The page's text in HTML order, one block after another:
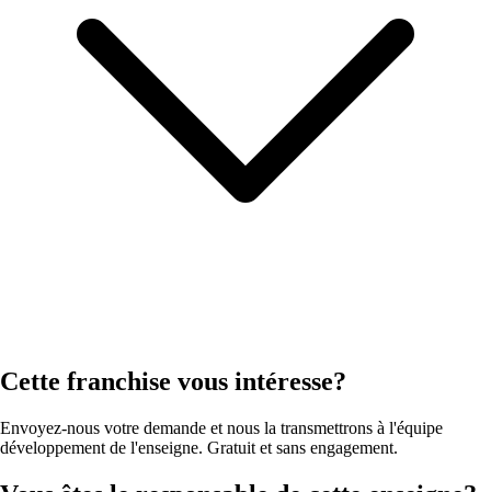
Cette franchise vous intéresse?
Envoyez-nous votre demande et nous la transmettrons à l'équipe
développement de l'enseigne. Gratuit et sans engagement.